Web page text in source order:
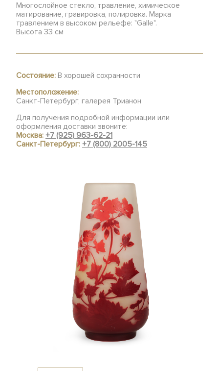
Многослойное стекло, травление, химическое
матирование, гравировка, полировка. Марка
травлением в высоком рельефе: "Galle".
Высота 33 см
Состояние: В хорошей сохранности
Местоположение:
Санкт-Петербург, галерея Трианон
Для получения подробной информации или
оформления доставки звоните:
Москва:+7 (925) 963-62-21
Санкт-Петербург:+7 (800) 2005-145